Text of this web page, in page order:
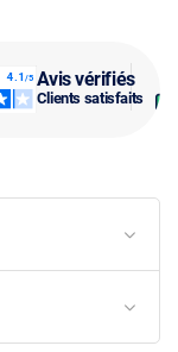
Avis vérifiés
Clients satisfaits